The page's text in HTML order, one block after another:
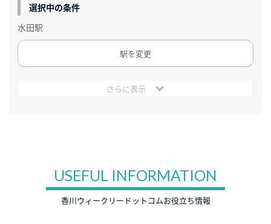
選択中の条件
水田駅
駅を変更
さらに表示
USEFUL INFORMATION
香川ウィークリードットコムお役立ち情報